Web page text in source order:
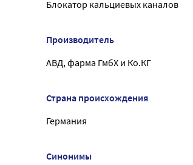
Блокатор кальциевых каналов
Производитель
АВД, фарма ГмбХ и Ко.КГ
Страна происхождения
Германия
Синонимы